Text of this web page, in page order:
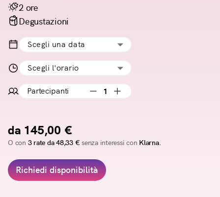
2 ore
Degustazioni
Scegli una data
Scegli l'orario
Partecipanti 1
da 145,00 €
O con 3 rate da 48,33 € senza interessi con Klarna.
Richiedi disponibilità